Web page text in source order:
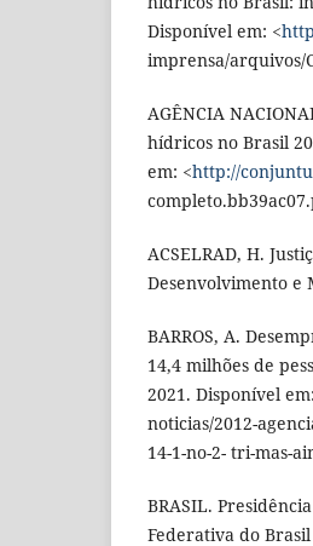
Disponível em: <
imprensa/arquivos/
AGÊNCIA
hídricos no Brasil
em: <http://
ACSELRAD, H.
Desenvolvimento e
BARROS, A.
14,4 milhões de
2021. Disponível
noticias/2012-
14-1-no-2- tri-mas-
BRASIL.
Federativa do